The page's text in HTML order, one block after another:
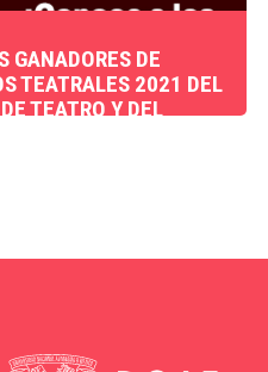
GANADORES DE
TEATRALES 2021 DEL
TEATRO Y DEL